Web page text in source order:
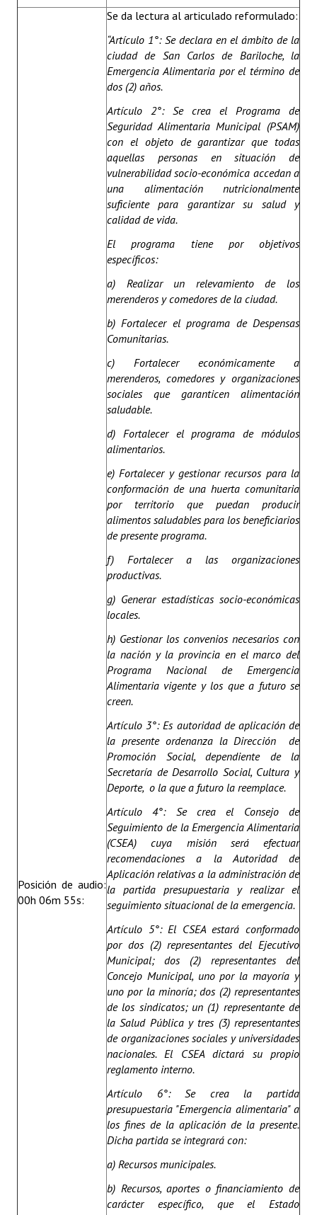
Posición de audio:
00h 06m 55s:
Se da lectura al articulado reformulado:
“Artículo 1°: Se declara en el ámbito de la
ciudad de San Carlos de Bariloche, la
Emergencia Alimentaria por el término de
dos (2) años.
Artículo 2°: Se crea el Programa de
Seguridad Alimentaria Municipal (PSAM)
con el objeto de garantizar que todas
aquellas personas en situación de
vulnerabilidad socio-económica accedan a
una alimentación nutricionalmente
suficiente para garantizar su salud y
calidad de vida.
El programa tiene por objetivos
específicos:
a) Realizar un relevamiento de los
merenderos y comedores de la ciudad.
b) Fortalecer el programa de Despensas
Comunitarias.
c) Fortalecer económicamente a
merenderos, comedores y organizaciones
sociales que garanticen alimentación
saludable.
d) Fortalecer el programa de módulos
alimentarios.
e) Fortalecer y gestionar recursos para la
conformación de una huerta comunitaria
por territorio que puedan producir
alimentos saludables para los beneficiarios
de presente programa.
f) Fortalecer a las organizaciones
productivas.
g) Generar estadísticas socio-económicas
locales.
h) Gestionar los convenios necesarios con
la nación y la provincia en el marco del
Programa Nacional de Emergencia
Alimentaria vigente y los que a futuro se
creen.
Artículo 3°: Es autoridad de aplicación de
la presente ordenanza la Dirección de
Promoción Social, dependiente de la
Secretaría de Desarrollo Social, Cultura y
Deporte, o la que a futuro la reemplace.
Artículo 4°: Se crea el Consejo de
Seguimiento de la Emergencia Alimentaria
(CSEA) cuya misión será efectuar
recomendaciones a la Autoridad de
Aplicación relativas a la administración de
la partida presupuestaria y realizar el
seguimiento situacional de la emergencia.
Artículo 5°: El CSEA estará conformado
por dos (2) representantes del Ejecutivo
Municipal; dos (2) representantes del
Concejo Municipal, uno por la mayoría y
uno por la minoría; dos (2) representantes
de los sindicatos; un (1) representante de
la Salud Pública y tres (3) representantes
de organizaciones sociales y universidades
nacionales. El CSEA dictará su propio
reglamento interno.
Artículo 6°: Se crea la partida
presupuestaria "Emergencia alimentaria" a
los fines de la aplicación de la presente.
Dicha partida se integrará con:
a) Recursos municipales.
b) Recursos, aportes o financiamiento de
carácter específico, que el Estado